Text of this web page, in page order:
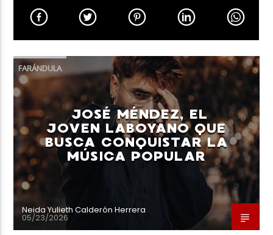
CANCIÓN ACTUAL
TÍTULO
ARTISTA
Neiva Estereo
FARÁNDULA
JOSÉ MÉNDEZ, EL
JOVEN LABOYANO QUE
BUSCA CONQUISTAR LA
MÚSICA POPULAR
Neida Yulieth Calderón Herrera
05/23/2026